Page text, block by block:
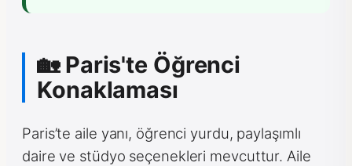
🏡 Paris'te Öğrenci
Konaklaması
Paris’te aile yanı, öğrenci yurdu, paylaşımlı
daire ve stüdyo seçenekleri mevcuttur. Aile